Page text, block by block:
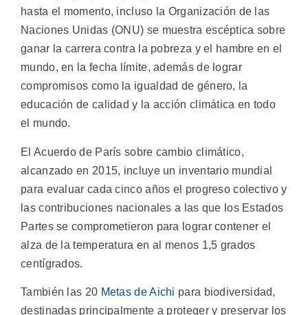
hasta el momento, incluso la Organización de las
Naciones Unidas (ONU) se muestra escéptica sobre
ganar la carrera contra la pobreza y el hambre en el
mundo, en la fecha límite, además de lograr
compromisos como la igualdad de género, la
educación de calidad y la acción climática en todo
el mundo.
El Acuerdo de París sobre cambio climático,
alcanzado en 2015, incluye un inventario mundial
para evaluar cada cinco años el progreso colectivo y
las contribuciones nacionales a las que los Estados
Partes se comprometieron para lograr contener el
alza de la temperatura en al menos 1,5 grados
centígrados.
También las 20 Metas de Aichi para biodiversidad,
destinadas principalmente a proteger y preservar los